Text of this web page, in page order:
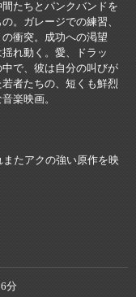
たちとパンクバンドを
。ガレージでの練習、
衝突。成功への渇望
れ動く。愛、ドラッ
で、彼は自分の叫びが
者たちの、短くも鮮烈
楽映画。
たアクの強い原作を映
分